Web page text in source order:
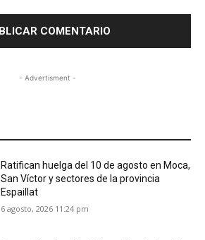
- Advertisment -
Ratifican huelga del 10 de agosto en Moca,
San Víctor y sectores de la provincia
Espaillat
6 agosto, 2026 11:24 pm